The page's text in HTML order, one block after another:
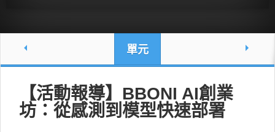
單元
【活動報導】BBONI AI創業
坊：從感測到模型快速部署